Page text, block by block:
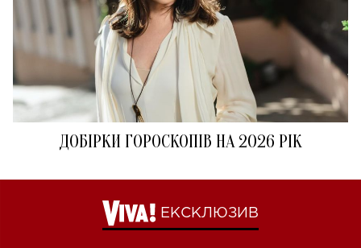
ДОБІРКИ ГОРОСКОПІВ НА 2026 РІК
ЕКСКЛЮЗИВ